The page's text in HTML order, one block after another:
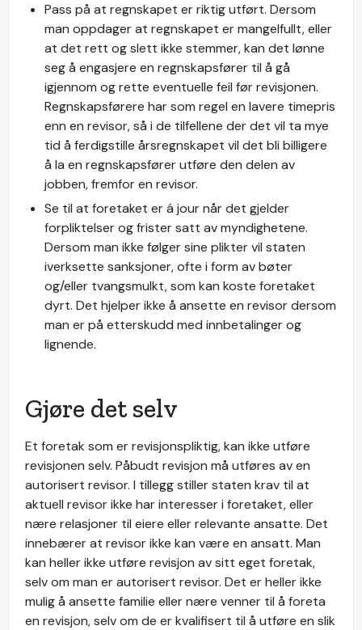
Pass på at regnskapet er riktig utført. Dersom
man oppdager at regnskapet er mangelfullt, eller
at det rett og slett ikke stemmer, kan det lønne
seg å engasjere en regnskapsfører til å gå
igjennom og rette eventuelle feil før revisjonen.
Regnskapsførere har som regel en lavere timepris
enn en revisor, så i de tilfellene der det vil ta mye
tid å ferdigstille årsregnskapet vil det bli billigere
å la en regnskapsfører utføre den delen av
jobben, fremfor en revisor.
Se til at foretaket er á jour når det gjelder
forpliktelser og frister satt av myndighetene.
Dersom man ikke følger sine plikter vil staten
iverksette sanksjoner, ofte i form av bøter
og/eller tvangsmulkt, som kan koste foretaket
dyrt. Det hjelper ikke å ansette en revisor dersom
man er på etterskudd med innbetalinger og
lignende.
Gjøre det selv
Et foretak som er revisjonspliktig, kan ikke utføre
revisjonen selv. Påbudt revisjon må utføres av en
autorisert revisor. I tillegg stiller staten krav til at
aktuell revisor ikke har interesser i foretaket, eller
nære relasjoner til eiere eller relevante ansatte. Det
innebærer at revisor ikke kan være en ansatt. Man
kan heller ikke utføre revisjon av sitt eget foretak,
selv om man er autorisert revisor. Det er heller ikke
mulig å ansette familie eller nære venner til å foreta
en revisjon, selv om de er kvalifisert til å utføre en slik